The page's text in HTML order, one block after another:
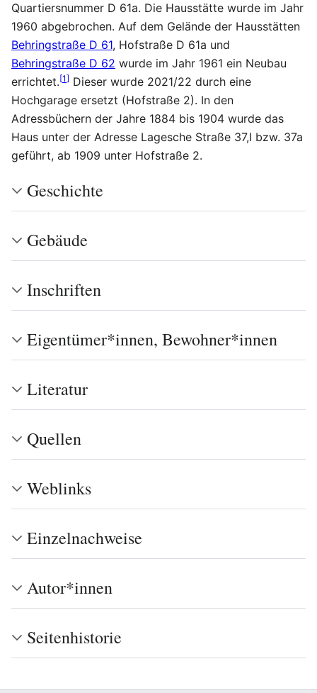
Quartiersnummer D 61a. Die Hausstätte wurde im Jahr
1960 abgebrochen. Auf dem Gelände der Hausstätten
Behringstraße D 61, Hofstraße D 61a und
Behringstraße D 62 wurde im Jahr 1961 ein Neubau
errichtet.[1] Dieser wurde 2021/22 durch eine
Hochgarage ersetzt (Hofstraße 2). In den
Adressbüchern der Jahre 1884 bis 1904 wurde das
Haus unter der Adresse Lagesche Straße 37,I bzw. 37a
geführt, ab 1909 unter Hofstraße 2.
Geschichte
Gebäude
Inschriften
Eigentümer*innen, Bewohner*innen
Literatur
Quellen
Weblinks
Einzelnachweise
Autor*innen
Seitenhistorie